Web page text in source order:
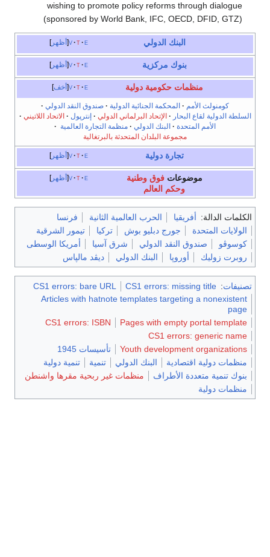
wishing to promote policy reforms through dialogue
(sponsored by World Bank, IFC, OECD, DFID, GTZ)
أظهر v t e البنك الدولي
أظهر v t e بنوك مركزية
أخف v t e منظمات حكومية دولية
كومنولث الأمم · المحكمة الجنائية الدولية · صندوق النقد الدولي ·
السلطة الدولية لقاع البحار · الإتحاد البرلماني الدولي · إنترپول · الاتحاد اللاتيني ·
الأمم المتحدة · البنك الدولي · منظمة التجارة العالمية ·
مجموعة البلدان المتحدثة بالبرتغالية
أظهر v t e تجارة دولية
أظهر v t e موضوعاتفوق وطنية
وحكم العالم
الكلمات الدالة: أفريقيا الحرب العالمية الثانية
فرنسا
الولايات المتحدة
جورج دبليو بوش تركيا
تيمور الشرقية
كوسوڤو
صندوق النقد الدولي شرق آسيا
أمريكا الوسطى
روبرت زوليك
أوروپا البنك الدولي ديڤد مالپاس
تصنيفات:
CS1 errors: missing title
CS1 errors: bare URL
Articles with hatnote templates targeting a nonexistent
page
Pages with empty portal template
CS1 errors: ISBN
CS1 errors: generic name
Youth development organizations
تأسيسات 1945
منظمات دولية اقتصادية
البنك الدولي تنمية
تنمية دولية
بنوك تنمية متعددة الأطراف
منظمات غير ربحية مقرها واشنطن
منظمات دولية